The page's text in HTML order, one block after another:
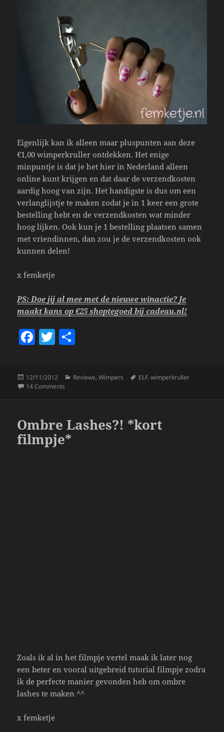
Eigenlijk kan ik alleen maar pluspunten aan deze
€1,00 wimperkruller ontdekken. Het enige
minpuntje is dat je het hier in Nederland alleen
online kunt krijgen en dat daar de verzendkosten
aardig hoog van zijn. Het handigste is dus om een
verlanglijstje te maken zodat je in 1 keer een grote
bestelling hebt en de verzendkosten wat minder
hoog lijken. Ook kun je 1 bestelling plaatsen samen
met vriendinnen, dan zou je de verzendkosten ook
kunnen delen!
x femketje
PS: Doe jij al mee met de nieuwe winactie? Je
maakt kans op €25 shoptegoed bij cadeau.nl!
F
e
o
o
k
T
er re
Posted
on
12/11/2012 Categories
Reviews,Wimpers Tags
ELF,wimperkruller
14 Comments
Ombre Lashes?! *kort
filmpje*
Zoals ik al in het filmpje vertel maak ik later nog
een beter en vooral uitgebreid tutorial filmpje zodra
ik de perfecte manier gevonden heb om ombre
lashes te maken ^^
x femketje